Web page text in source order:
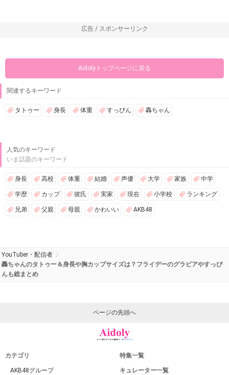
広告 / スポンサーリンク
Aidolyトップページに戻る
関連するキーワード
タトゥー 身長 体重 すっぴん 轟ちゃん
人気のキーワード
いま話題のキーワード
身長 高校 体重 結婚 声優 大学 家族 中学
学歴 カップ 彼氏 実家 現在 小学校 ランキング
兄弟 父親 母親 かわいい AKB48
YouTuber・配信者
轟ちゃんのタトゥー＆身長や胸カップサイズは？フライデーのグラビアやすっぴ
んも総まとめ
ページの先頭へ
カテゴリ
AKB48グループ
特集一覧
キュレーター一覧